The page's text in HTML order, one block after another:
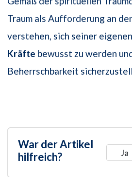
Traum als Aufforderung an
verstehen, sich seiner eigenen
Kräfte bewusst zu werden
Beherrschbarkeit
War der Artikel
hilfreich?
Ja